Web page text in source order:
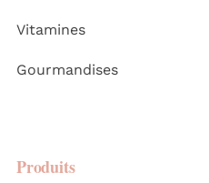
Vitamines
Gourmandises
Produits